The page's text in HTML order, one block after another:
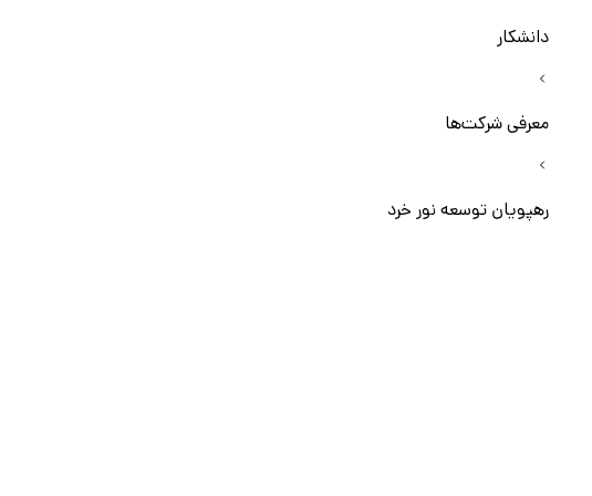
دانشکار
معرفی شرکت‌ها
رهپویان توسعه نور خرد